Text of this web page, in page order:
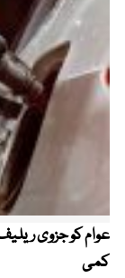
عوام کو جزوی
کمی